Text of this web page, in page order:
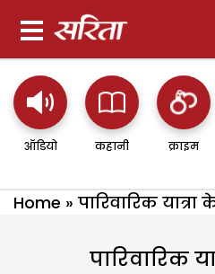
ऑडियो कहानी क्राइम
Home » पारिवारिक
पारिवारिक